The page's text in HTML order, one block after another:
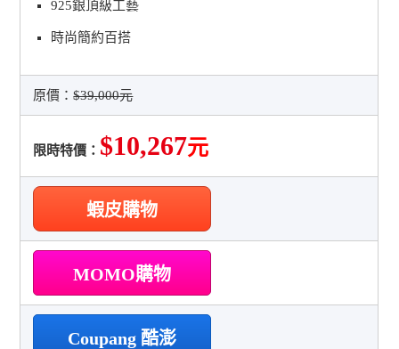
925銀頂級工藝
時尚簡約百搭
原價：$39,000元
限時特價： $10,267元
蝦皮購物
MOMO購物
Coupang 酷澎